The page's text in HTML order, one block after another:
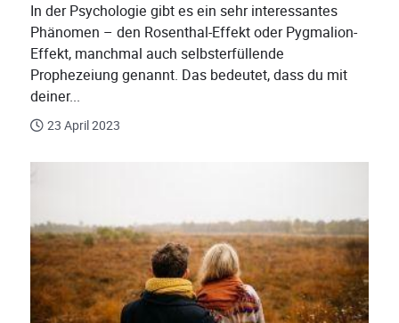
In der Psychologie gibt es ein sehr interessantes
Phänomen – den Rosenthal-Effekt oder Pygmalion-
Effekt, manchmal auch selbsterfüllende
Prophezeiung genannt. Das bedeutet, dass du mit
deiner...
23 April 2023